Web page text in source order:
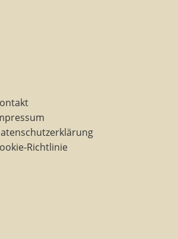
Richtlinie